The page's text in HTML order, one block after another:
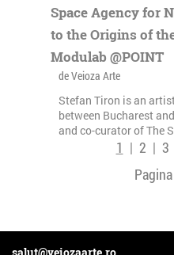
Space Agency for
to the Origins of
Modulab @POINT
de Veioza Arte
Stefan Tiron is an
between Bucharest
and co-curator of The
1 | 2 | 3